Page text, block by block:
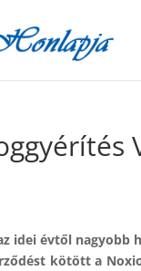
idei évtől
kötött a